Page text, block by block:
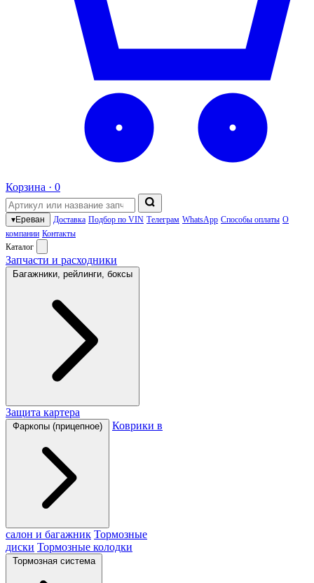
Корзина · 0
▾Ереван Доставка Подбор по VIN Телеграм WhatsApp Способы оплаты О
компании Контакты
Каталог
Запчасти и расходники
Багажники, рейлинги, боксы
Защита картера
Фаркопы (прицепное) Коврики в
салон и багажник Тормозные
диски Тормозные колодки
Тормозная система